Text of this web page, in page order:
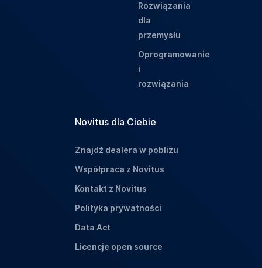
Rozwiązania
dla
przemysłu
Oprogramowanie
i
rozwiązania
Novitus dla Ciebie
Znajdź dealera w pobliżu
Współpraca z Novitus
Kontakt z Novitus
Polityka prywatności
Data Act
Licencje open source